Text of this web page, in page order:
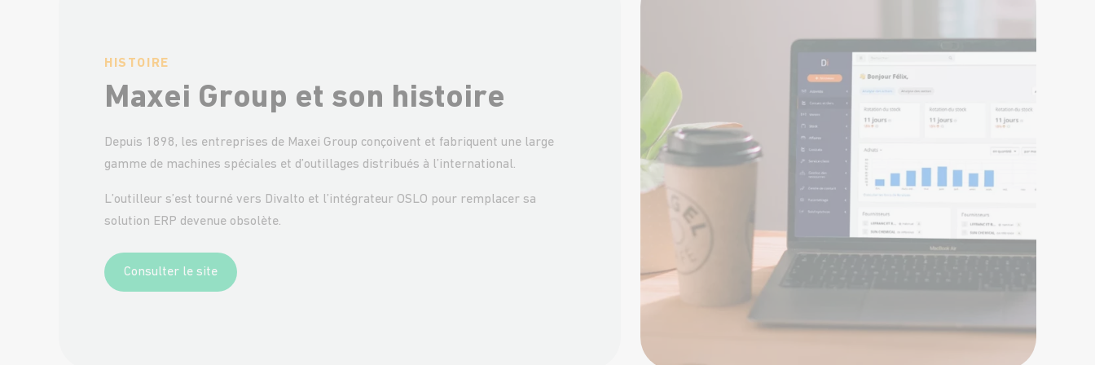
HISTOIRE
Maxei Group et son histoire
Depuis 1898, les entreprises de Maxei Group conçoivent et fabriquent une large
gamme de machines spéciales et d’outillages distribués à l’international.
L’outilleur s’est tourné vers Divalto et l’intégrateur OSLO pour remplacer sa
solution ERP devenue obsolète.
Consulter le site